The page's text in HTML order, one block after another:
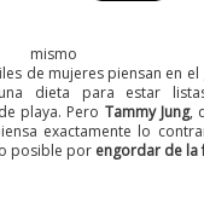
de mujeres piensan en el
dieta para estar
playa. Pero Tammy Jung,
exactamente lo
posible por engordar de la